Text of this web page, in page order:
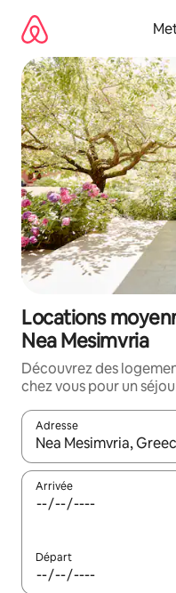
directement
contenu
Locations
Nea Mesimvria
Découvrez des
chez vous pour un
Adresse
Lorsque les résultats
Arrivée
Départ